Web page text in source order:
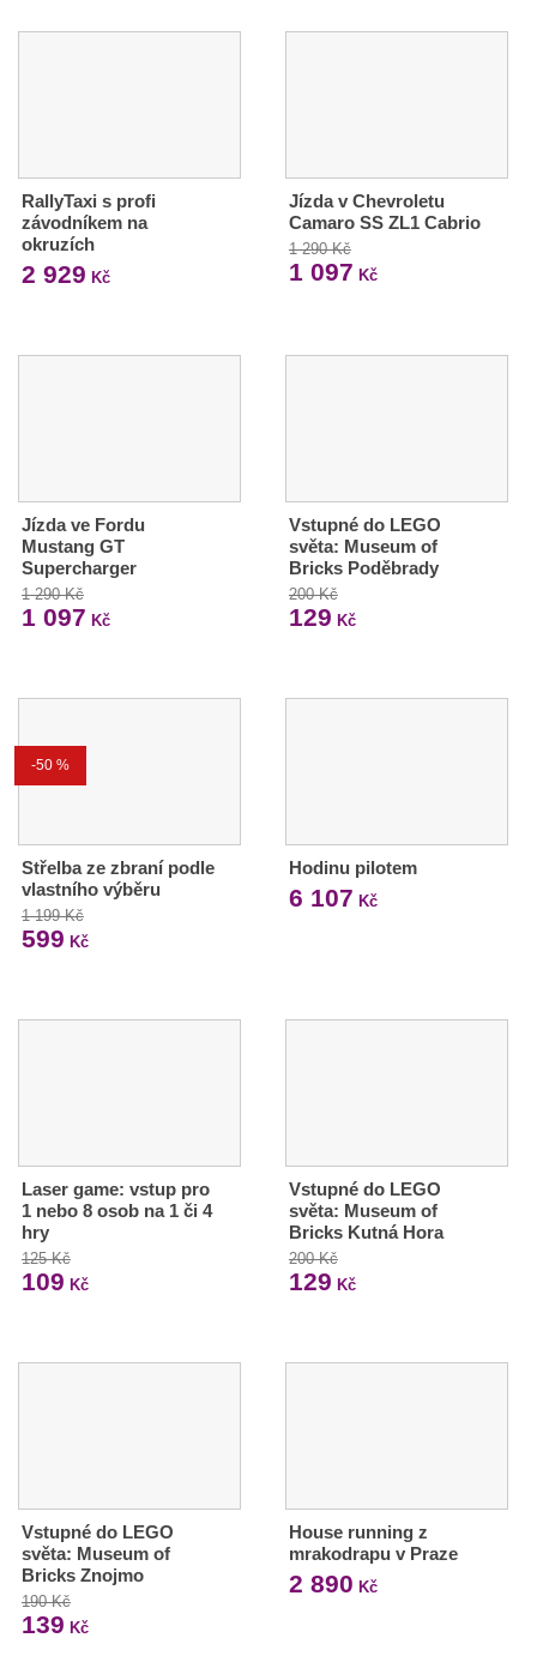
RallyTaxi s profi
závodníkem na
okruzích
2 929 Kč
Jízda v Chevroletu
Camaro SS ZL1 Cabrio
1 290 Kč
1 097 Kč
Jízda ve Fordu
Mustang GT
Supercharger
1 290 Kč
1 097 Kč
Vstupné do LEGO
světa: Museum of
Bricks Poděbrady
200 Kč
129 Kč
-50 %
Střelba ze zbraní podle
vlastního výběru
1 199 Kč
599 Kč
Hodinu pilotem
6 107 Kč
Laser game: vstup pro
1 nebo 8 osob na 1 či 4
hry
125 Kč
109 Kč
Vstupné do LEGO
světa: Museum of
Bricks Kutná Hora
200 Kč
129 Kč
Vstupné do LEGO
světa: Museum of
Bricks Znojmo
190 Kč
139 Kč
House running z
mrakodrapu v Praze
2 890 Kč